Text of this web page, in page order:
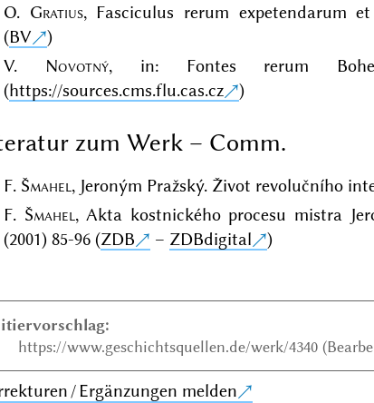
O. Gratius, Fasciculus rerum expetendarum
(BV
)
V. Novotný, in: Fontes rerum
(https://sources.cms.flu.cas.cz )
zum Werk – Comm.
F. Šmahel , Jeroným Pražský. Život revolučního
F. Šmahel , Akta kostnického procesu mistra
(2001) 85-96 (ZDB – ZDBdigital )
https://www.geschichtsquellen.de/werk/4340
/ Ergänzungen melden